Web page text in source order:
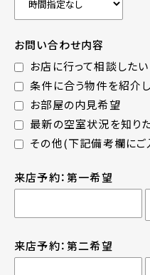
お問い合わせ内容
お店に行って相談したい
条件に合う物件を紹介
お部屋の内見希望
最新の空室状況を知り
その他(下記備考欄にご
来店予約：第一希望
来店予約：第二希望